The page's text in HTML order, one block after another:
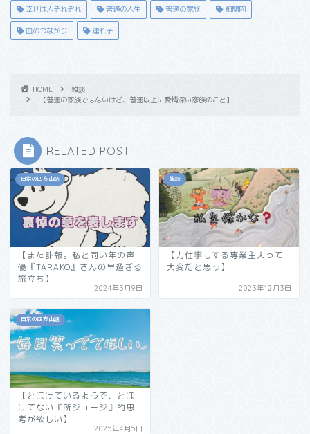
幸せは人それぞれ 普通の人生 普通の家族 相関図
血のつながり 連れ子
HOME
雑談
【普通の家族ではないけど、普通以上に愛情深い家族のこと】
RELATED POST
日常の四方山話
【また訃報。私と同い年の声
優『TARAKO』さんの早過ぎる
旅立ち】
2024年3月9日
雑談
【力仕事もする専業主夫って
大変だと思う】
2023年12月3日
日常の四方山話
【とぼけているようで、とぼ
けてない『所ジョージ』的思
考が欲しい】
2025年4月5日